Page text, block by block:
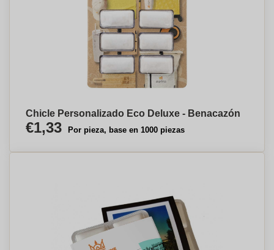
Chicle Personalizado Eco Deluxe - Benacazón
€1,33 Por pieza, base en 1000 piezas